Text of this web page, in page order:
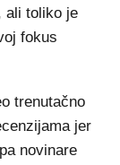
ali toliko je
fokus
trenutačno
jer
novinare